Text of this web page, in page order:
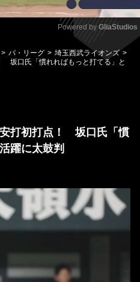
Mute
Powered by GliaStudios
パ・リーグ
埼玉西武ライオンズ
坂口氏「慣れればもっと打てる」と
打初打点！ 坂口氏「慣
躍に太鼓判